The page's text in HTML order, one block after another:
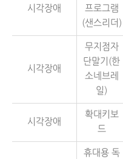
시각장애
프로그램
(샌스리더)
시각장애
무지점자
단말기(한
소네브레
일)
시각장애
확대키보
드
휴대용 독